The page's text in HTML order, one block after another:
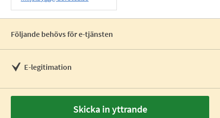
Följande behövs för e-tjänsten
E-legitimation
Skicka in yttrande